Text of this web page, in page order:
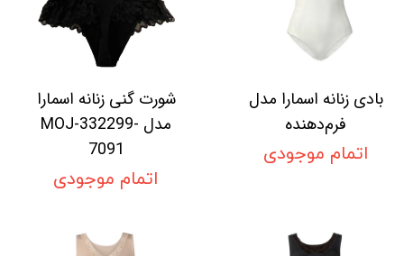
بادی زنانه اسمارا مدل
فرم‌دهنده
اتمام موجودی
شورت گنی زنانه اسمارا
مدل MOJ-332299-
7091
اتمام موجودی